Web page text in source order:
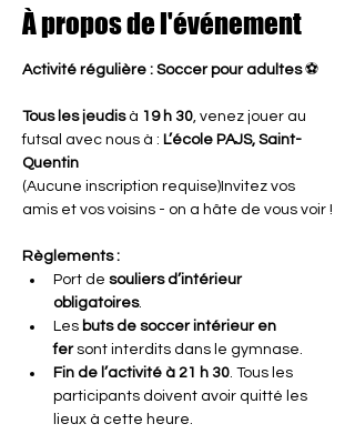
À propos de l'événement
Activité régulière : Soccer pour adultes ⚽
Tous les jeudis à 19 h 30, venez jouer au
futsal avec nous à : L’école PAJS, Saint-
Quentin
(Aucune inscription requise)Invitez vos
amis et vos voisins - on a hâte de vous voir !
Règlements :
Port de souliers d’intérieur
obligatoires.
Les buts de soccer intérieur en
fer sont interdits dans le gymnase.
Fin de l’activité à 21 h 30. Tous les
participants doivent avoir quitté les
lieux à cette heure.